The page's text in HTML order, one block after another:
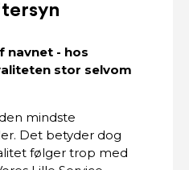
navnet - hos
stor selvom
mindste
Det betyder dog
følger trop med